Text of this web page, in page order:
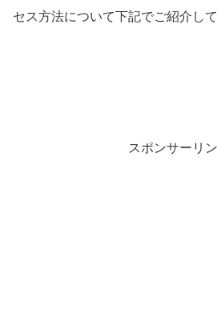
セス方法について下記でご紹介して
スポンサーリ